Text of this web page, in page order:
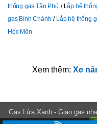
thống gas Tân Phú
Lắp hệ
gas Bình Chánh
Lắp hệ thống
Hóc Môn
Xem thêm: Xe
Gas Lửa Xanh - Giao gas